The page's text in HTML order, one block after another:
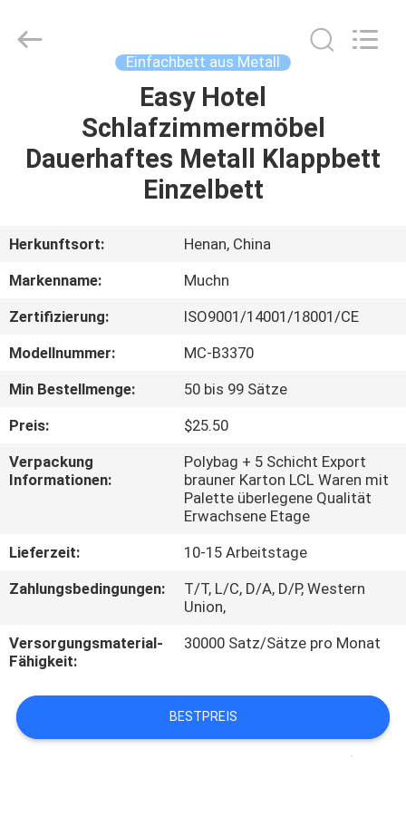
PRODUKTE
UNS
AUSFLUG
QUALITÄTSKONTROLLE
TRETEN
SIE
UNS
VERBINDUNG
NACHRICHTEN
FORDERN
SIE
Rights
Reserved.
Einfachbett aus Metall
Easy Hotel
Schlafzimmermöbel
Dauerhaftes Metall Klappbett
Einzelbett
Herkunftsort:
Henan, China
Markenname:
Muchn
Zertifizierung:
ISO9001/14001/18001/CE
Modellnummer:
MC-B3370
Min Bestellmenge:
50 bis 99 Sätze
Preis:
$25.50
Verpackung
Informationen:
Polybag + 5 Schicht Export
brauner Karton LCL Waren mit
Palette überlegene Qualität
Erwachsene Etage
Lieferzeit:
10-15 Arbeitstage
Zahlungsbedingungen:
T/T, L/C, D/A, D/P, Western
Union,
Versorgungsmaterial-
Fähigkeit:
30000 Satz/Sätze pro Monat
BESTPREIS